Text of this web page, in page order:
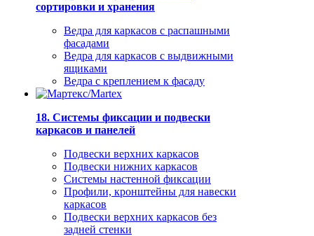
сортировки и хранения
Ведра для каркасов с распашными
фасадами
Ведра для каркасов с выдвижными
ящиками
Ведра с креплением к фасаду
18. Системы фиксации и подвески
каркасов и панелей
Подвески верхних каркасов
Подвески нижних каркасов
Системы настенной фиксации
Профили, кронштейны для навески
каркасов
Подвески верхних каркасов без
задней стенки